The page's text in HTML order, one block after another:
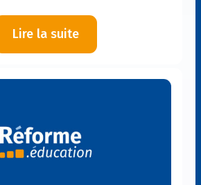
Lire la suite:
Rentrée
de
photocopie